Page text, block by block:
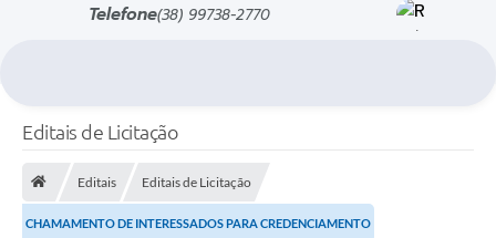
Telefone(38) 99738-2770
Editais de Licitação
Editais Editais de Licitação
CHAMAMENTO DE INTERESSADOS PARA CREDENCIAMENTO